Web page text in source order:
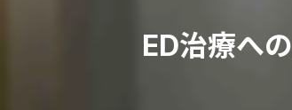
ED治療への